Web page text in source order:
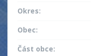
Okres:
Obec:
Část obce: